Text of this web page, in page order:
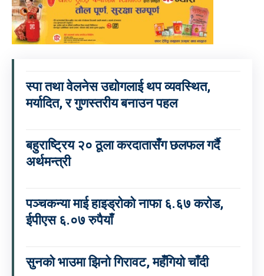
स्पा तथा वेलनेस उद्योगलाई थप व्यवस्थित,
मर्यादित, र गुणस्तरीय बनाउन पहल
बहुराष्ट्रिय २० ठूला करदातासँग छलफल गर्दै
अर्थमन्त्री
पञ्चकन्या माई हाइड्रोको नाफा ६.६७ करोड,
ईपीएस ६.०७ रुपैयाँ
सुनको भाउमा झिनो गिरावट, महँगियो चाँदी